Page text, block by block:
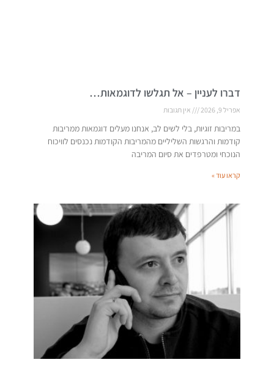
דברו לעניין – אל תגלשו לדוגמאות…
אפריל 9, 2026 אין תגובות
במריבות זוגיות, בלי לשים לב, אנחנו מעלים דוגמאות ממריבות
קודמות והרגשות השליליים מהמריבות הקודמות נכנסים לוויכוח
הנוכחי ומטרפדים את סיום המריבה
קראו עוד »